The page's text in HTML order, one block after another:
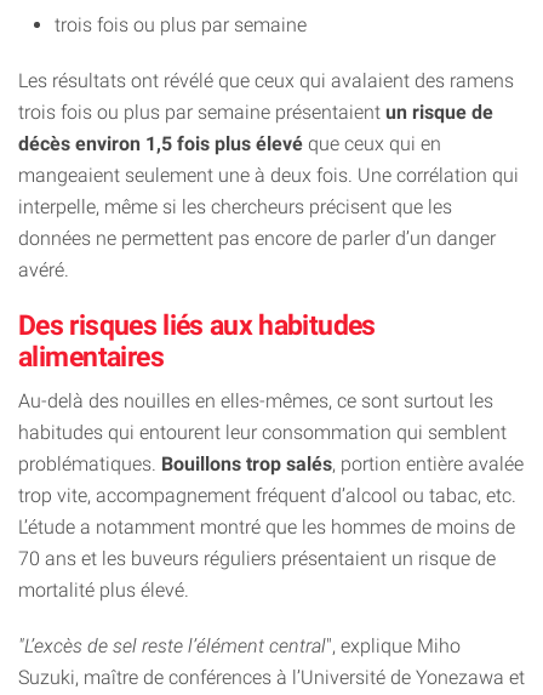
trois fois ou plus par semaine
Les résultats ont révélé que ceux qui avalaient des ramens
trois fois ou plus par semaine présentaient un risque de
décès environ 1,5 fois plus élevé que ceux qui en
mangeaient seulement une à deux fois. Une corrélation qui
interpelle, même si les chercheurs précisent que les
données ne permettent pas encore de parler d’un danger
avéré.
Des risques liés aux habitudes
alimentaires
Au-delà des nouilles en elles-mêmes, ce sont surtout les
habitudes qui entourent leur consommation qui semblent
problématiques. Bouillons trop salés, portion entière avalée
trop vite, accompagnement fréquent d’alcool ou tabac, etc.
L’étude a notamment montré que les hommes de moins de
70 ans et les buveurs réguliers présentaient un risque de
mortalité plus élevé.
"L’excès de sel reste l’élément central", explique Miho
Suzuki, maître de conférences à l’Université de Yonezawa et